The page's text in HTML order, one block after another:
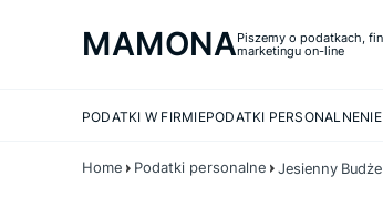
MAMONAPiszemy o podatkach,
marketingu on-line
PODATKI W FIRMIEPODATKI PERSONALNE
Home Podatki personalne Jesienny